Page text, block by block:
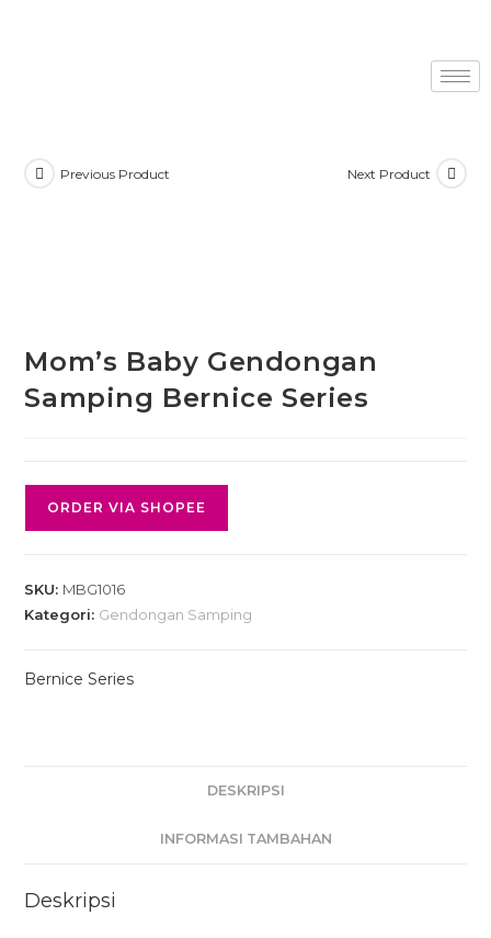
Previous Product Next Product
Mom’s Baby Gendongan
Samping Bernice Series
ORDER VIA SHOPEE
SKU: MBG1016
Kategori: Gendongan Samping
Bernice Series
DESKRIPSI
INFORMASI TAMBAHAN
Deskripsi